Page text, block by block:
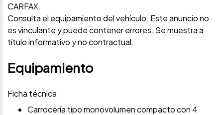
CARFAX.
Consulta el equipamiento del vehículo. Este anuncio no
es vinculante y puede contener errores. Se muestra a
título informativo y no contractual.
Equipamiento
Ficha técnica
Carrocería tipo monovolumen compacto con 4